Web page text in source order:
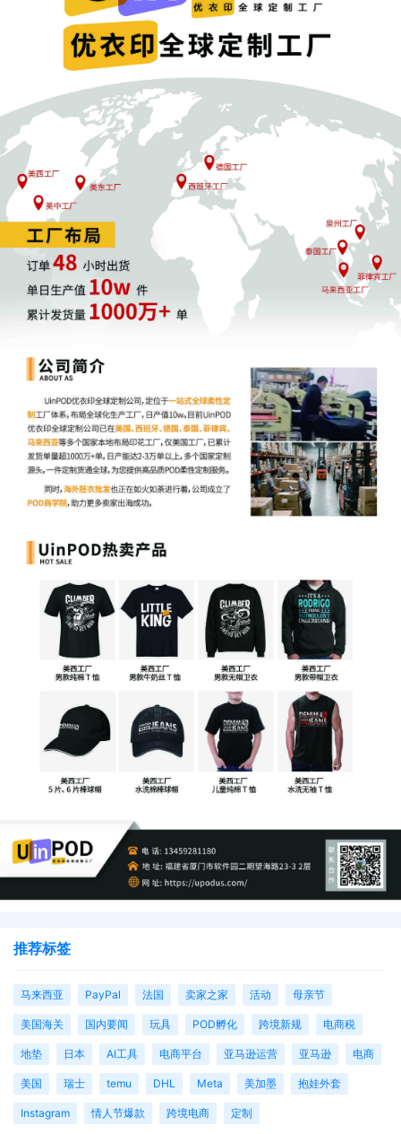
推荐标签
马来西亚 PayPal 法国 卖家之家 活动 母亲节
美国海关 国内要闻 玩具 POD孵化 跨境新规 电商税
地垫 日本 AI工具 电商平台 亚马逊运营 亚马逊 电商
美国 瑞士 temu DHL Meta 美加墨 抱娃外套
Instagram 情人节爆款 跨境电商 定制